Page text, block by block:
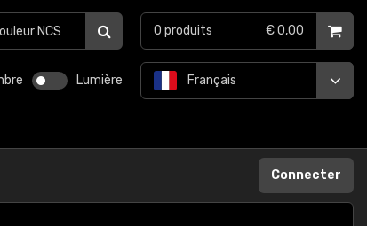
Lumière Français
0 produits € 0,00
Connecter